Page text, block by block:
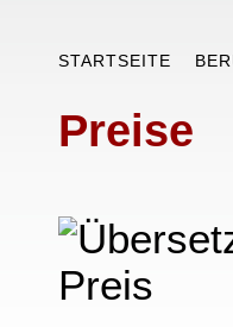
STARTSEITE
Preise